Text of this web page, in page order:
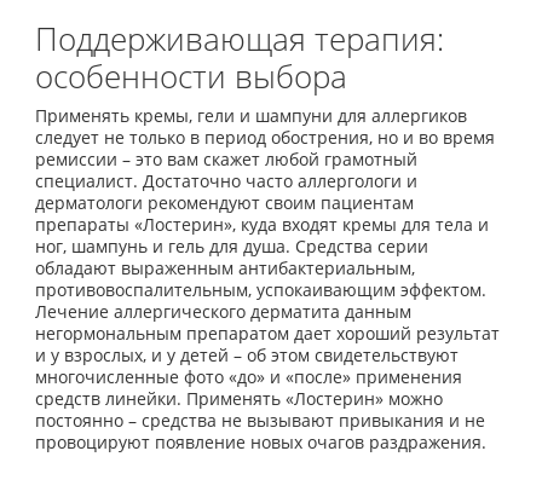
Поддерживающая терапия:
особенности выбора
Применять кремы, гели и шампуни для аллергиков
следует не только в период обострения, но и во время
ремиссии – это вам скажет любой грамотный
специалист. Достаточно часто аллергологи и
дерматологи рекомендуют своим пациентам
препараты «Лостерин», куда входят кремы для тела и
ног, шампунь и гель для душа. Средства серии
обладают выраженным антибактериальным,
противовоспалительным, успокаивающим эффектом.
Лечение аллергического дерматита данным
негормональным препаратом дает хороший результат
и у взрослых, и у детей – об этом свидетельствуют
многочисленные фото «до» и «после» применения
средств линейки. Применять «Лостерин» можно
постоянно – средства не вызывают привыкания и не
провоцируют появление новых очагов раздражения.